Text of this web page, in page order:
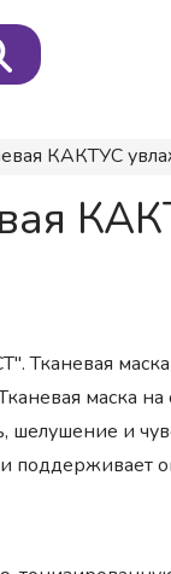
КАКТУС
Тканевая
маска
шелушение и
поддерживает